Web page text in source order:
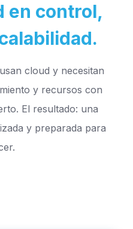
en control,
cloud y necesitan
y recursos con
El resultado: una
y preparada para